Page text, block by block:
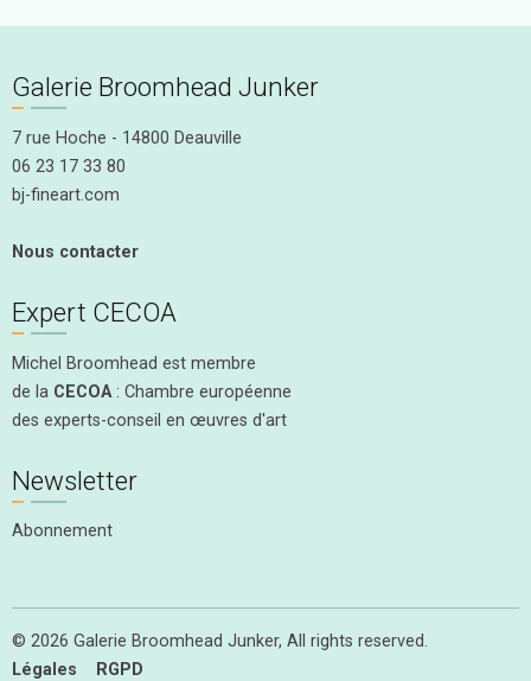
Galerie Broomhead Junker
7 rue Hoche - 14800 Deauville
06 23 17 33 80
bj-fineart.com
Nous contacter
Expert CECOA
Michel Broomhead est membre
de la CECOA: Chambre européenne
des experts-conseil en œuvres d'art
Newsletter
Abonnement
© 2026 Galerie Broomhead Junker, All rights reserved.
Légales
RGPD